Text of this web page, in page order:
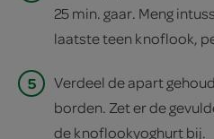
25 min. gaar. Meng
laatste teen knoflook,
5
Verdeel de apart
borden. Zet er de
de knoflookyoghurt bij.